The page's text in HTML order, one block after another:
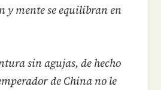
y mente se equilibran en
sin agujas, de hecho
de China no le